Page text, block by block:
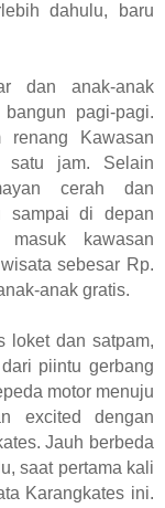
dahulu, baru
dan anak-anak
pagi-pagi.
renang Kawasan
satu jam. Selain
cerah dan
sampai di depan
kawasan
sebesar Rp.
anak gratis.
loket dan satpam,
piintu gerbang
motor menuju
excited dengan
Jauh berbeda
saat pertama kali
Karangkates ini.